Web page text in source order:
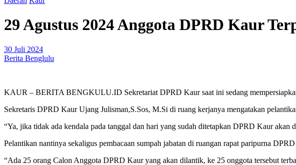
29 Agustus 2024 Anggota DPRD Kaur
30 Juli 2024
Berita Benglulu
KAUR – BERITA BENGKULU.ID Sekretariat DPRD Kaur saat ini sedang
Sekretaris DPRD Kaur Ujang Julisman,S.Sos, M.Si di ruang kerjanya mengatakan
“Ya, jika tidak ada kendala pada tanggal dan hari yang sudah ditetapkan DPRD Kaur akan
Pelantikan nantinya sekaligus pembacaan sumpah jabatan di ruangan rapat paripurna
“Ada 25 orang Calon Anggota DPRD Kaur yang akan dilantik, ke 25 onggota tersebut